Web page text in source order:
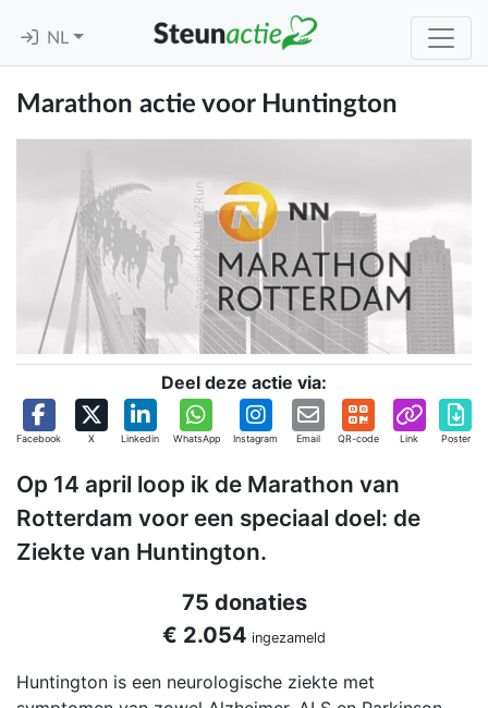
NL
Marathon actie voor Huntington
Deel deze actie via:
Facebook X Linkedin WhatsApp Instagram Email QR-code Link Poster
Op 14 april loop ik de Marathon van
Rotterdam voor een speciaal doel: de
Ziekte van Huntington.
75 donaties
€ 2.054 ingezameld
Huntington is een neurologische ziekte met